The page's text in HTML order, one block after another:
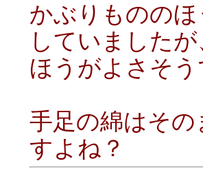
かぶりものの
していました
ほうがよさそ
手足の綿はそ
すよね？